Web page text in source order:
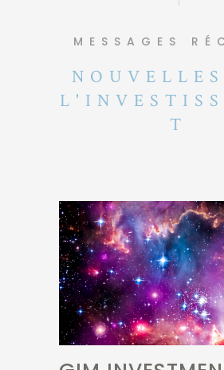
GIM
LETTER &
PORTFOLIOS